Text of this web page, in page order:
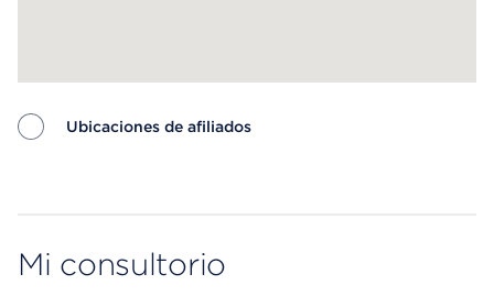
Ubicaciones de afiliados
Mi consultorio